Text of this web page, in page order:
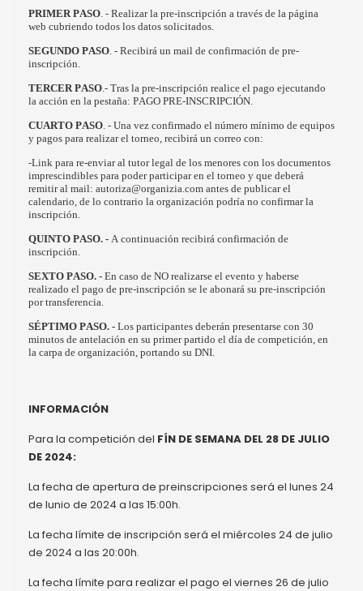
PRIMER PASO . - Realizar la pre-inscripción a través de la página
web cubriendo todos los datos solicitados.
SEGUNDO PASO . - Recibirá un mail de confirmación de pre-
inscripción.
TERCER PASO .- Tras la pre-inscripción realice el pago ejecutando
la acción en la pestaña: PAGO PRE-INSCRIPCIÓN.
CUARTO PASO . - Una vez confirmado el número mínimo de equipos
y pagos para realizar el torneo, recibirá un correo con:
-Link para re-enviar al tutor legal de los menores con los documentos
imprescindibles para poder participar en el torneo y que deberá
remitir al mail: autoriza@organizia.com antes de publicar el
calendario, de lo contrario la organización podría no confirmar la
inscripción.
QUINTO PASO. - A continuación recibirá confirmación de
inscripción.
SEXTO PASO. - En caso de NO realizarse el evento y haberse
realizado el pago de pre-inscripción se le abonará su pre-inscripción
por transferencia.
SÉPTIMO PASO. - Los participantes deberán presentarse con 30
minutos de antelación en su primer partido el día de competición, en
la carpa de organización, portando su DNI.
INFORMACIÓN
Para la competición del FÍN DE SEMANA DEL 28 DE JULIO
DE 2024:
La fecha de apertura de preinscripciones será el lunes 24
de lunio de 2024 a las 15:00h.
La fecha límite de inscripción será el miércoles 24 de julio
de 2024 a las 20:00h.
La fecha límite para realizar el pago el viernes 26 de julio